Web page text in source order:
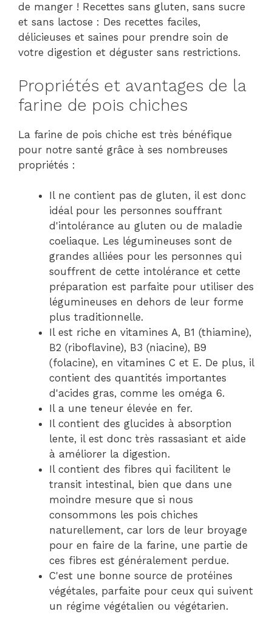
de manger ! Recettes sans gluten, sans sucre
et sans lactose : Des recettes faciles,
délicieuses et saines pour prendre soin de
votre digestion et déguster sans restrictions.
Propriétés et avantages de la
farine de pois chiches
La farine de pois chiche est très bénéfique
pour notre santé grâce à ses nombreuses
propriétés :
Il ne contient pas de gluten, il est donc
idéal pour les personnes souffrant
d'intolérance au gluten ou de maladie
coeliaque. Les légumineuses sont de
grandes alliées pour les personnes qui
souffrent de cette intolérance et cette
préparation est parfaite pour utiliser des
légumineuses en dehors de leur forme
plus traditionnelle.
Il est riche en vitamines A, B1 (thiamine),
B2 (riboflavine), B3 (niacine), B9
(folacine), en vitamines C et E. De plus, il
contient des quantités importantes
d'acides gras, comme les oméga 6.
Il a une teneur élevée en fer.
Il contient des glucides à absorption
lente, il est donc très rassasiant et aide
à améliorer la digestion.
Il contient des fibres qui facilitent le
transit intestinal, bien que dans une
moindre mesure que si nous
consommons les pois chiches
naturellement, car lors de leur broyage
pour en faire de la farine, une partie de
ces fibres est généralement perdue.
C'est une bonne source de protéines
végétales, parfaite pour ceux qui suivent
un régime végétalien ou végétarien.